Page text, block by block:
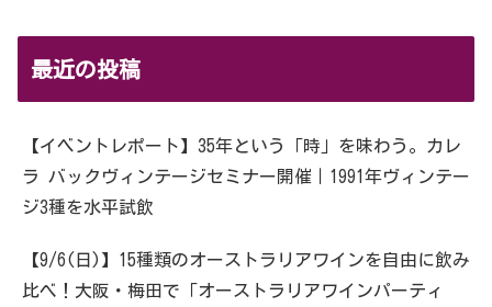
最近の投稿
【イベントレポート】35年という「時」を味わう。カレ
ラ バックヴィンテージセミナー開催｜1991年ヴィンテー
ジ3種を水平試飲
【9/6(日)】15種類のオーストラリアワインを自由に飲み
比べ！大阪・梅田で「オーストラリアワインパーティ